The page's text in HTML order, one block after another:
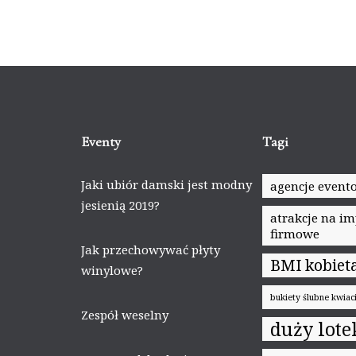
Eventy
Jaki ubiór damski jest modny
jesienią 2019?
Jak przechowywać płyty
winylowe?
Zespół weselny
Tagi
agencje
atrakcje na
firmowe
BMI
bukiety ślubne
duży